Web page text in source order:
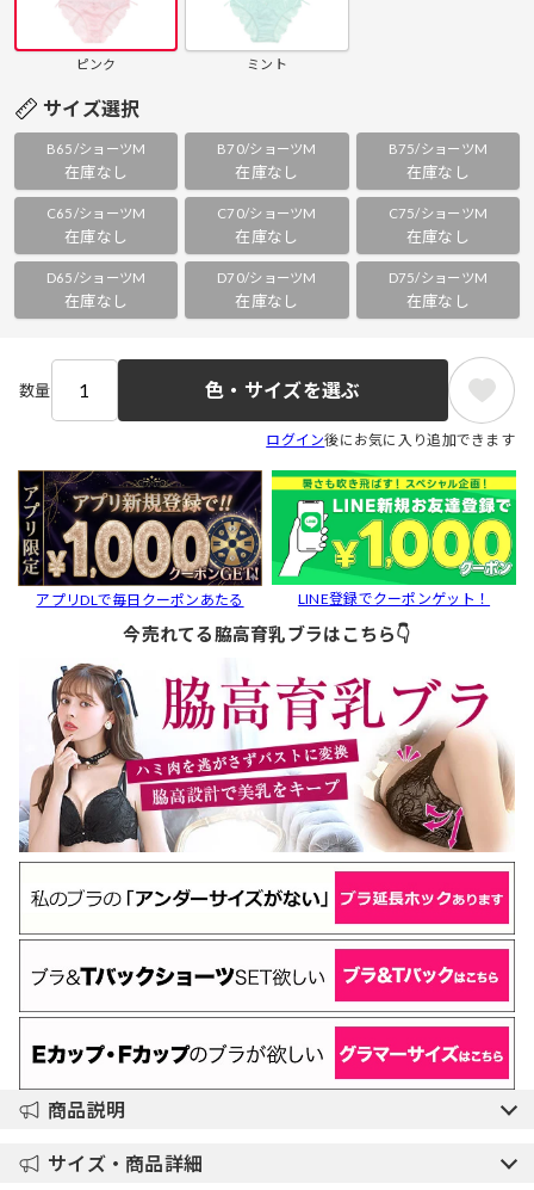
ピンク ミント
サイズ選択
B65/ショーツM
在庫なし
B70/ショーツM
在庫なし
B75/ショーツM
在庫なし
C65/ショーツM
在庫なし
C70/ショーツM
在庫なし
C75/ショーツM
在庫なし
D65/ショーツM
在庫なし
D70/ショーツM
在庫なし
D75/ショーツM
在庫なし
数量 色・サイズを選ぶ
ログイン後にお気に入り追加できます
アプリDLで毎日クーポンあたる LINE登録でクーポンゲット！
今売れてる脇高育乳ブラはこちら👇
商品説明
サイズ・商品詳細